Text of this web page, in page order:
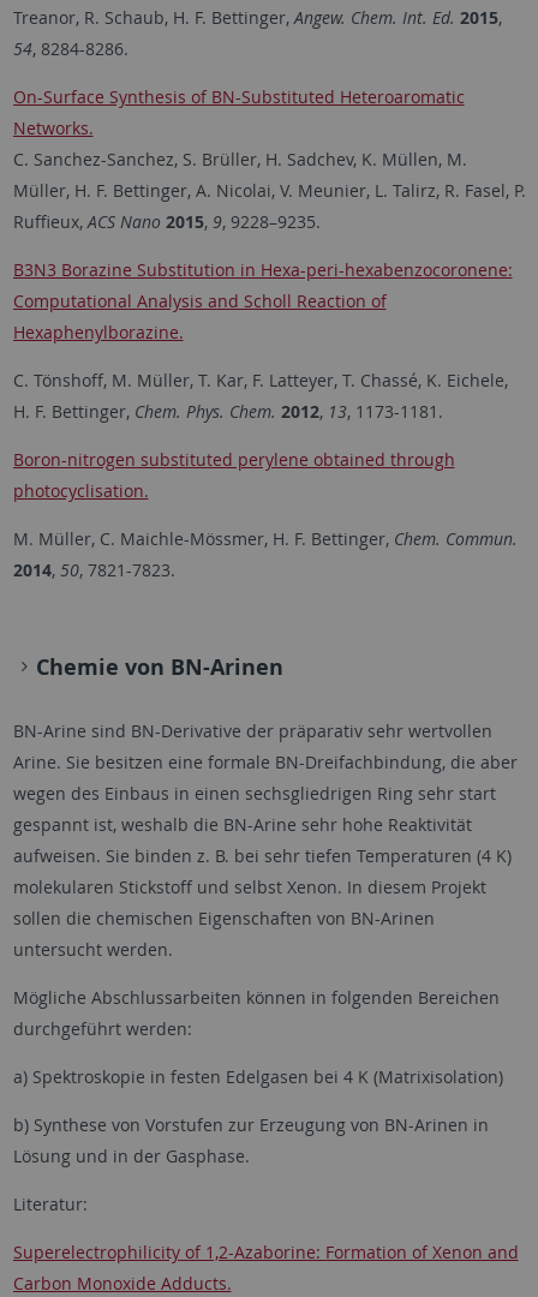
Treanor, R. Schaub, H. F. Bettinger,Angew. Chem. Int. Ed. 2015,
54, 8284-8286.
On-Surface Synthesis of BN-Substituted Heteroaromatic
Networks.
C. Sanchez-Sanchez, S. Brüller, H. Sadchev, K. Müllen, M.
Müller, H. F. Bettinger, A. Nicolai, V. Meunier, L. Talirz, R. Fasel, P.
Ruffieux,ACS Nano 2015, 9, 9228–9235.
B3N3 Borazine Substitution in Hexa-peri-hexabenzocoronene:
Computational Analysis and Scholl Reaction of
Hexaphenylborazine.
C. Tönshoff, M. Müller, T. Kar, F. Latteyer, T. Chassé, K. Eichele,
H. F. Bettinger, Chem. Phys. Chem. 2012, 13, 1173-1181.
Boron-nitrogen substituted perylene obtained through
photocyclisation.
M. Müller, C. Maichle-Mössmer, H. F. Bettinger, Chem. Commun.
2014, 50, 7821-7823.
Chemie von BN-Arinen
BN-Arine sind BN-Derivative der präparativ sehr wertvollen
Arine. Sie besitzen eine formale BN-Dreifachbindung, die aber
wegen des Einbaus in einen sechsgliedrigen Ring sehr start
gespannt ist, weshalb die BN-Arine sehr hohe Reaktivität
aufweisen. Sie binden z. B. bei sehr tiefen Temperaturen (4 K)
molekularen Stickstoff und selbst Xenon. In diesem Projekt
sollen die chemischen Eigenschaften von BN-Arinen
untersucht werden.
Mögliche Abschlussarbeiten können in folgenden Bereichen
durchgeführt werden:
a) Spektroskopie in festen Edelgasen bei 4 K (Matrixisolation)
b) Synthese von Vorstufen zur Erzeugung von BN-Arinen in
Lösung und in der Gasphase.
Literatur:
Superelectrophilicity of 1,2-Azaborine: Formation of Xenon and
Carbon Monoxide Adducts.